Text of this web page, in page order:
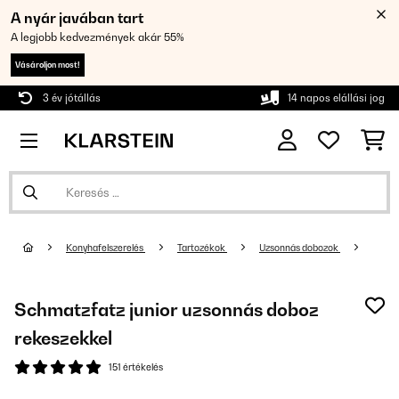
A nyár javában tart
A legjobb kedvezmények akár 55%
Vásároljon most!
3 év jótállás 14 napos elállási jog
Konyhafelszerelés Tartozékok Uzsonnás dobozok
Schmatzfatz junior uzsonnás doboz
rekeszekkel
151 értékelés